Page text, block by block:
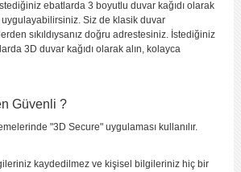
ebatlarda 3 boyutlu duvar kağıdı olarak
uygulayabilirsiniz. Siz de klasik duvar
sıkıldıysanız doğru adrestesiniz. İstediğiniz
3D duvar kağıdı olarak alın, kolayca
Güvenli ?
"3D Secure" uygulaması kullanılır.
kaydedilmez ve kişisel bilgileriniz hiç bir